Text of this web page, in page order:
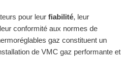
pour leur fiabilité, leur
conformité aux normes de
gaz constituent un
de VMC gaz performante et